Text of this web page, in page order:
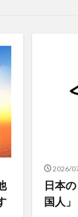
2026/
日本
国人